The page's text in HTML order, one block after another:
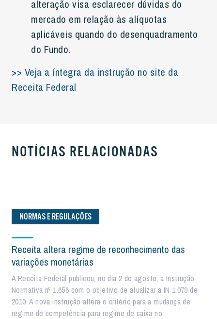
alteração visa esclarecer dúvidas do
mercado em relação às alíquotas
aplicáveis quando do desenquadramento
do Fundo.
>> Veja a íntegra da instrução no site da
Receita Federal
NOTÍCIAS RELACIONADAS
NORMAS E REGULAÇÕES
Receita altera regime de reconhecimento das
variações monetárias
A Receita Federal publicou, no dia 2 de agosto, a Instrução
Normativa nº 1.656 com o objetivo de atualizar a IN 1.079 de
2010. A nova instrução altera o critério para a mudança de
regime de competência para regime de caixa no